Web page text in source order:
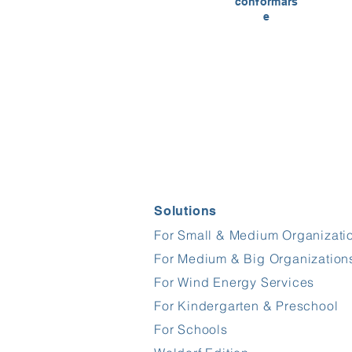
e
Solutions
For Small & Medium
For Medium & Big
For Wind Energy Services
For Kindergarten & Preschool
For Schools